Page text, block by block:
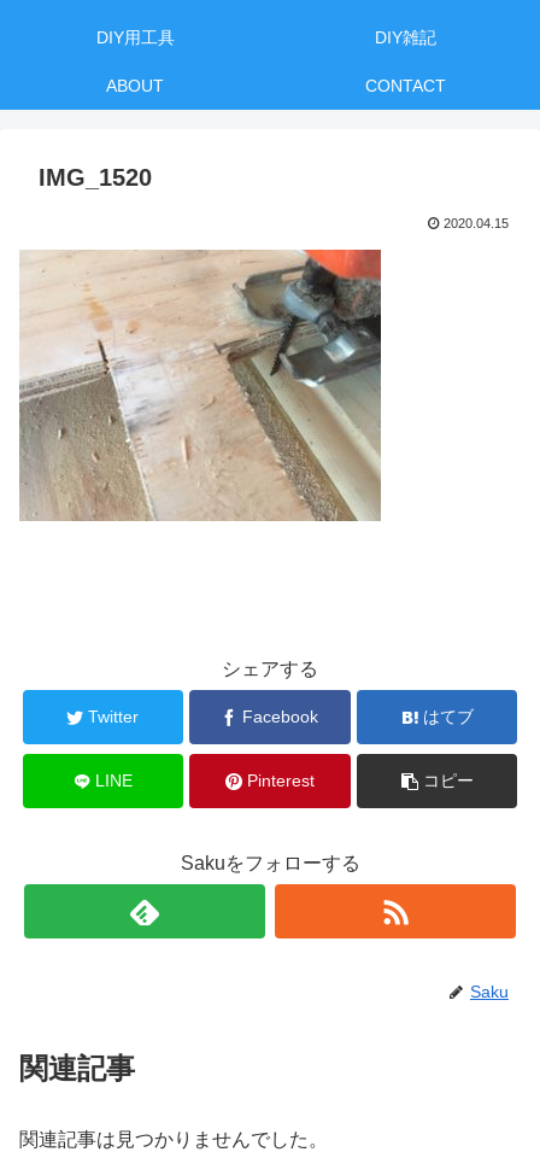
DIY用工具 DIY雑記
ABOUT CONTACT
IMG_1520
2020.04.15
シェアする
Twitter Facebook はてブ
LINE Pinterest コピー
Sakuをフォローする
Saku
関連記事
関連記事は見つかりませんでした。